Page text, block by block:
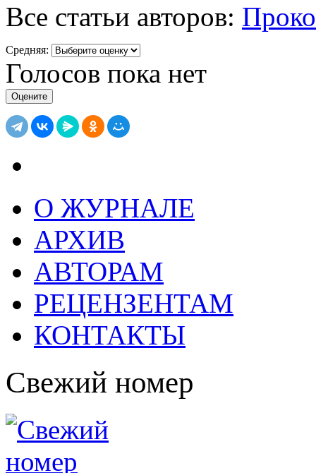
Все статьи авторов:
Средняя:
Голосов пока нет
О ЖУРНАЛЕ
АРХИВ
АВТОРАМ
РЕЦЕНЗЕНТАМ
КОНТАКТЫ
Свежий номер